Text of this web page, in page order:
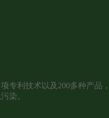
专利技术以及200多种产
染。